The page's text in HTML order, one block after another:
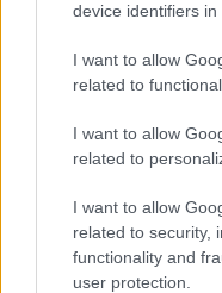
device identifiers in
I want to allow
related to
I want to allow
related to
I want to allow
related to security,
functionality and
user protection.